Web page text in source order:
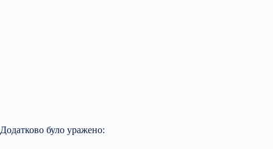
Додатково було уражено: